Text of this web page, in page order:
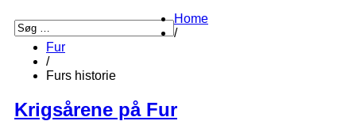
Home
/
Fur
/
Furs historie
Krigsårene på Fur